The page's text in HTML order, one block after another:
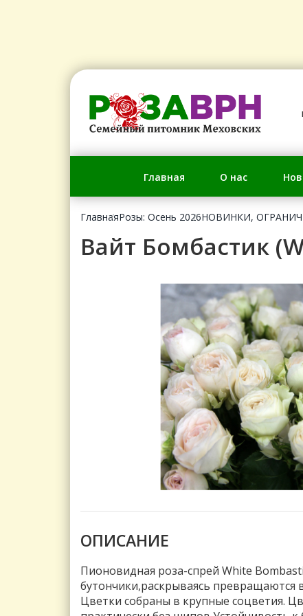
Главная О нас
ГлавнаяРозы: Осень 2026НОВИНКИ,
Вайт Бомбастик
ОПИСАНИЕ
Пионовидная роза-спрей White
бутончики,раскрываясь превращаются
Цветки собраны в крупные соцветия.